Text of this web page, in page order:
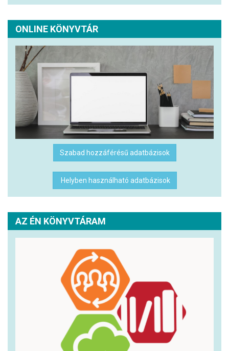
ONLINE KÖNYVTÁR
Szabad hozzáférésű adatbázisok
Helyben használható adatbázisok
AZ ÉN KÖNYVTÁRAM